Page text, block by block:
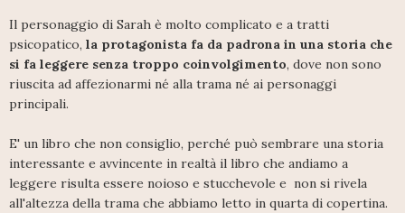
Il personaggio di Sarah è molto complicato e a tratti
psicopatico, la protagonista fa da padrona in una storia che
si fa leggere senza troppo coinvolgimento, dove non sono
riuscita ad affezionarmi né alla trama né ai personaggi
principali.
E' un libro che non consiglio, perché può sembrare una storia
interessante e avvincente in realtà il libro che andiamo a
leggere risulta essere noioso e stucchevole e non si rivela
all'altezza della trama che abbiamo letto in quarta di copertina.